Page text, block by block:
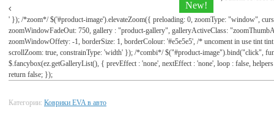
New!
' }); /*zoom*/ $('#product-image').elevateZoom({ preloading: 0, zoomType: "window",
zoomWindowFadeOut: 750, gallery : "product-gallery", galleryActiveClass:
zoomWindowOffety: -1, borderSize: 1, borderColour: '#e5e5e5', /* uncoment in use tint
scrollZoom: true, constrainType: 'width' }); /*combi*/ $("#product-image").bind("click",
$.fancybox(ez.getGalleryList(), { prevEffect : 'none', nextEffect : 'none', loop : false,
return false; });
Категории: Коврики EVA в авто